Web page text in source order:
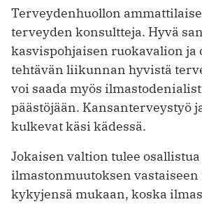
Terveydenhuollon
terveyden konsultteja. Hyvä
kasvispohjaisen ruokavalion
tehtävän liikunnan hyvistä
voi saada myös
päästöjään. Kansanterveystyö
kulkevat käsi kädessä.
Jokaisen valtion tulee osallistua
ilmastonmuutoksen vastaiseen
kykyjensä mukaan, koska